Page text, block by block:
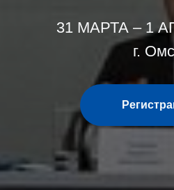
31 МАРТА – 1
г.